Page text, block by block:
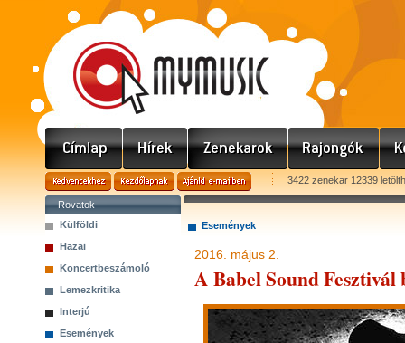
3422 zenekar 12339
Rovatok
Külföldi
Hazai
Koncertbeszámoló
Lemezkritika
Interjú
Események
Események
2016. május 2.
A Babel Sound